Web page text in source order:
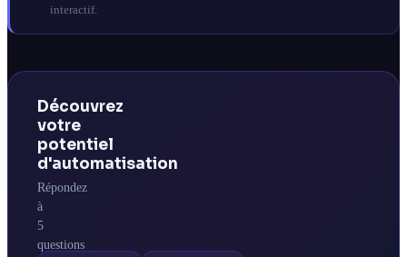
interactif.
Découvrez
votre
potentiel
d'automatisation
Répondez
à
5
questions